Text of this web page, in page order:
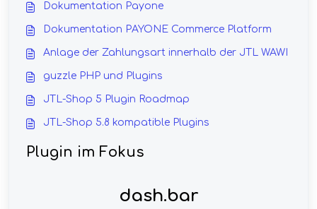
Dokumentation Payone
Dokumentation PAYONE Commerce Platform
Anlage der Zahlungsart innerhalb der JTL WAWI
guzzle PHP und Plugins
JTL-Shop 5 Plugin Roadmap
JTL-Shop 5.8 kompatible Plugins
Plugin im Fokus
dash.bar